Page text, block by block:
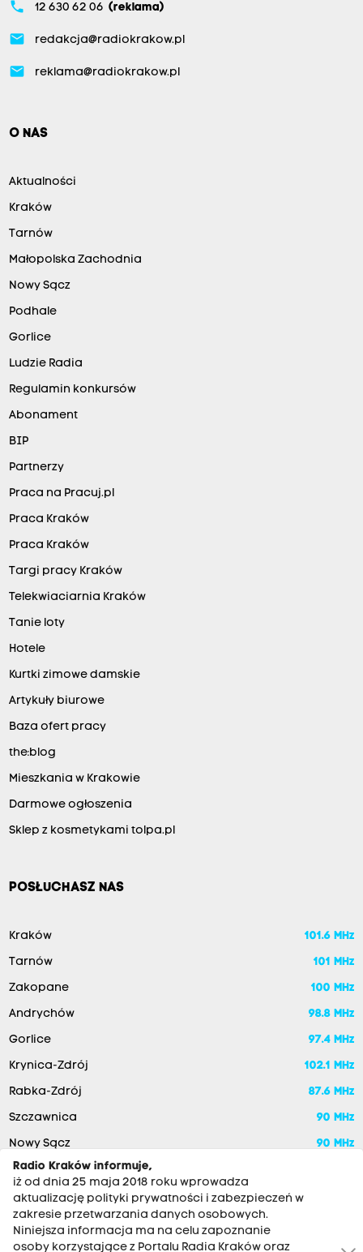
phone 12 630 62 06 (reklama)
email redakcja@radiokrakow.pl
email reklama@radiokrakow.pl
O NAS
Aktualności
Kraków
Tarnów
Małopolska Zachodnia
Nowy Sącz
Podhale
Gorlice
Ludzie Radia
Regulamin konkursów
Abonament
BIP
Partnerzy
Praca na Pracuj.pl
Praca Kraków
Praca Kraków
Targi pracy Kraków
Telekwiaciarnia Kraków
Tanie loty
Hotele
Kurtki zimowe damskie
Artykuły biurowe
Baza ofert pracy
the:blog
Mieszkania w Krakowie
Darmowe ogłoszenia
Sklep z kosmetykami tolpa.pl
POSŁUCHASZ NAS
Kraków 101.6 MHz
Tarnów 101 MHz
Zakopane 100 MHz
Andrychów 98.8 MHz
Gorlice 97.4 MHz
Krynica-Zdrój 102.1 MHz
Rabka-Zdrój 87.6 MHz
Szczawnica 90 MHz
Nowy Sącz
90 MHz
Radio Kraków informuje,
iż od dnia 25 maja 2018 roku wprowadza
aktualizację polityki prywatności i zabezpieczeń w
zakresie przetwarzania danych osobowych.
Niniejsza informacja ma na celu zapoznanie
osoby korzystające z Portalu Radia Kraków oraz